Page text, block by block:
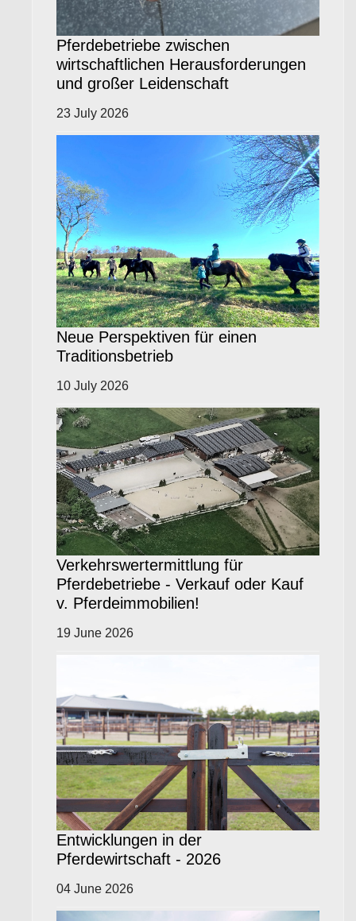
Pferdebetriebe zwischen
wirtschaftlichen Herausforderungen
und großer Leidenschaft
23 July 2026
Neue Perspektiven für einen
Traditionsbetrieb
10 July 2026
Verkehrswertermittlung für
Pferdebetriebe - Verkauf oder Kauf
v. Pferdeimmobilien!
19 June 2026
Entwicklungen in der
Pferdewirtschaft - 2026
04 June 2026